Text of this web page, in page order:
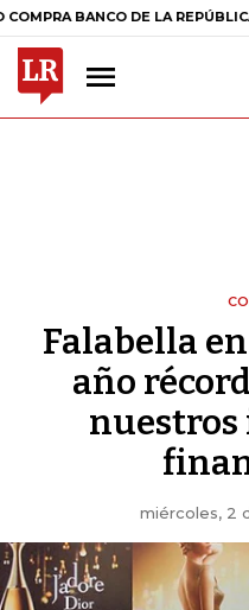
BANCO DE LA REPÚBLICA $
Falabella
año
nuestros
miércoles, 2